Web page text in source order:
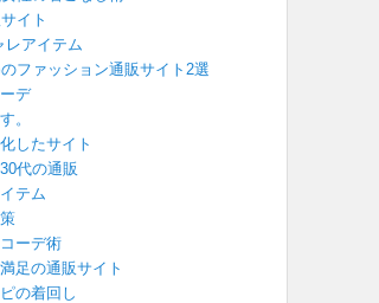
イト
レアイテム
ファッション通販サイト2選
デ
。
したサイト
代の通販
テム
ーデ術
足の通販サイト
の着回し